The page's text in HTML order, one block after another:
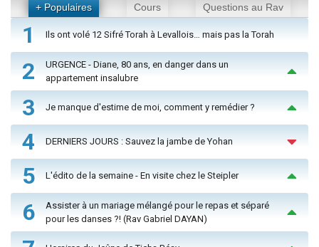
+ Populaires Cours Questions au Rav
1 Ils ont volé 12 Sifré Torah à Levallois… mais pas la Torah
2
URGENCE - Diane, 80 ans, en danger dans un
appartement insalubre
3 Je manque d'estime de moi, comment y remédier ?
4 DERNIERS JOURS : Sauvez la jambe de Yohan
5 L'édito de la semaine - En visite chez le Steipler
6
Assister à un mariage mélangé pour le repas et séparé
pour les danses ?! (Rav Gabriel DAYAN)